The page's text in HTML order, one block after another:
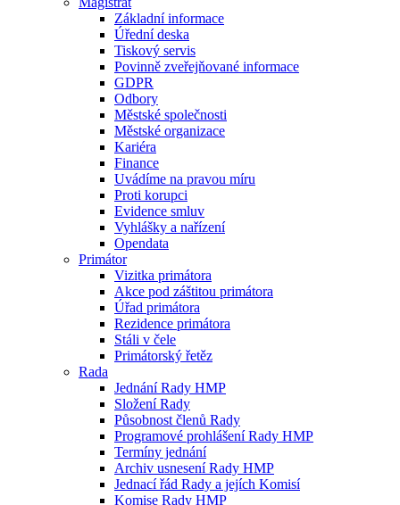
Základní informace
Úřední deska
Tiskový servis
Povinně zveřejňované informace
GDPR
Odbory
Městské společnosti
Městské organizace
Kariéra
Finance
Uvádíme na pravou míru
Proti korupci
Evidence smluv
Vyhlášky a nařízení
Opendata
Primátor
Vizitka primátora
Akce pod záštitou primátora
Úřad primátora
Rezidence primátora
Stáli v čele
Primátorský řetěz
Rada
Jednání Rady HMP
Složení Rady
Působnost členů Rady
Programové prohlášení Rady HMP
Termíny jednání
Archiv usnesení Rady HMP
Jednací řád Rady a jejích Komisí
Komise Rady HMP